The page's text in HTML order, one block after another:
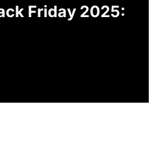
Friday 2025: